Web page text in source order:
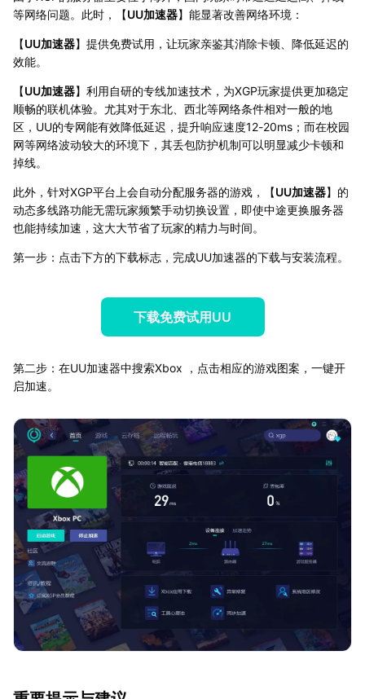
等网络问题。此时，【UU加速器】能显著改善网络环境：
【UU加速器】提供免费试用，让玩家亲鉴其消除卡顿、降低延迟的
效能。
【UU加速器】利用自研的专线加速技术，为XGP玩家提供更加稳定
顺畅的联机体验。尤其对于东北、西北等网络条件相对一般的地
区，UU的专网能有效降低延迟，提升响应速度12-20ms；而在校园
网等网络波动较大的环境下，其丢包防护机制可以明显减少卡顿和
掉线。
此外，针对XGP平台上会自动分配服务器的游戏，【UU加速器】的
动态多线路功能无需玩家频繁手动切换设置，即使中途更换服务器
也能持续加速，这大大节省了玩家的精力与时间。
第一步：点击下方的下载标志，完成UU加速器的下载与安装流程。
下载免费试用UU
第二步：在UU加速器中搜索Xbox ，点击相应的游戏图案，一键开
启加速。